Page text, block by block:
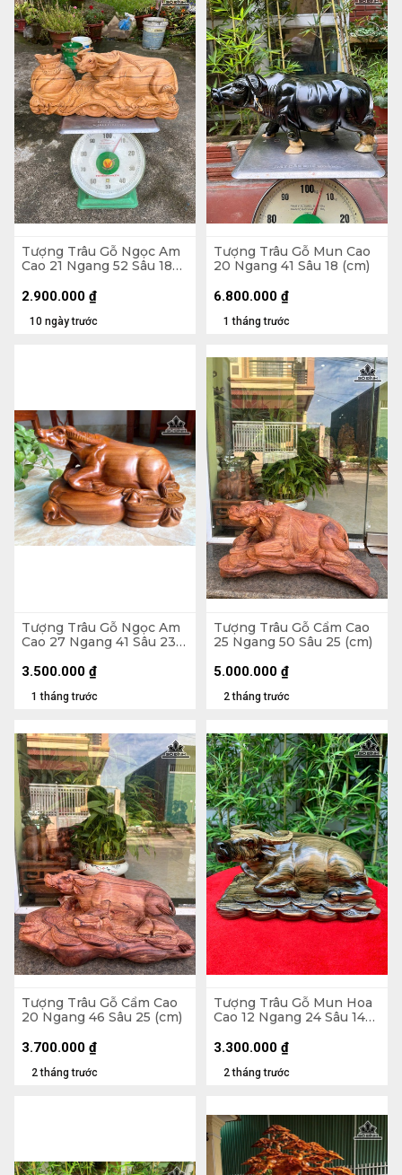
Tượng Trâu Gỗ Ngọc Am
Cao 21 Ngang 52 Sâu 18
10 ngày trước
2.900.000 ₫
Tượng Trâu Gỗ Mun Cao
20 Ngang 41 Sâu 18 (cm)
1 tháng trước
6.800.000 ₫
Tượng Trâu Gỗ Ngọc Am
Cao 27 Ngang 41 Sâu 23
1 tháng trước
3.500.000 ₫
Tượng Trâu Gỗ Cẩm Cao
25 Ngang 50 Sâu 25 (cm)
2 tháng trước
5.000.000 ₫
Tượng Trâu Gỗ Cẩm Cao
20 Ngang 46 Sâu 25 (cm)
2 tháng trước
3.700.000 ₫
Tượng Trâu Gỗ Mun Hoa
Cao 12 Ngang 24 Sâu 14
2 tháng trước
3.300.000 ₫